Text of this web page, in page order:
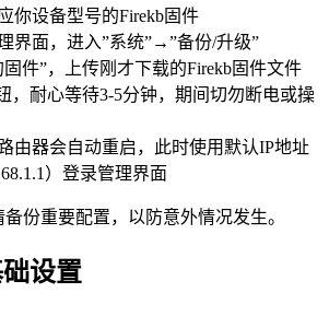
你设备型号的Firekb固件
界面，进入”系统”→”备份/升级”
件”，上传刚才下载的Firekb固件文件
，耐心等待3-5分钟，期间切勿断电或操
由器会自动重启，此时使用默认IP地址
）登录管理界面
份重要配置，以防意外情况发生。
设置